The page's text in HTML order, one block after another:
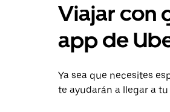
Viajar con
app de
Ya sea que necesites
te ayudarán a llegar a